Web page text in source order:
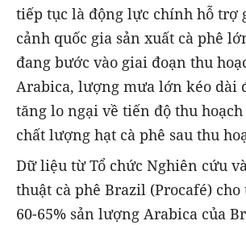
tiếp tục là động lực chính hỗ trợ
cảnh quốc gia sản xuất cà phê
đang bước vào giai đoạn thu
Arabica, lượng mưa lớn kéo dài
tăng lo ngại về tiến độ thu
chất lượng hạt cà phê sau thu
Dữ liệu từ Tổ chức Nghiên cứu
thuật cà phê Brazil (Procafé)
60-65% sản lượng Arabica của